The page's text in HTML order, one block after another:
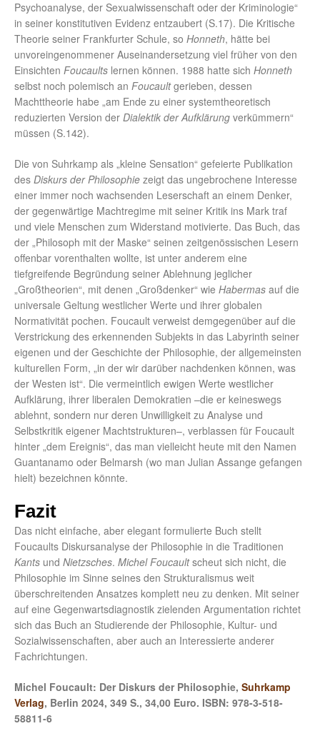
Psychoanalyse, der Sexualwissenschaft oder der Kriminologie“
in seiner konstitutiven Evidenz entzaubert (S.17). Die Kritische
Theorie seiner Frankfurter Schule, so Honneth, hätte bei
unvoreingenommener Auseinandersetzung viel früher von den
Einsichten Foucaults lernen können. 1988 hatte sich Honneth
selbst noch polemisch an Foucaultgerieben, dessen
Machttheorie habe „am Ende zu einer systemtheoretisch
reduzierten Version der Dialektik der Aufklärung verkümmern“
müssen (S.142).
Die von Suhrkamp als „kleine Sensation“ gefeierte Publikation
des Diskurs der Philosophie zeigt das ungebrochene Interesse
einer immer noch wachsenden Leserschaft an einem Denker,
der gegenwärtige Machtregime mit seiner Kritik ins Mark traf
und viele Menschen zum Widerstand motivierte. Das Buch, das
der „Philosoph mit der Maske“ seinen zeitgenössischen Lesern
offenbar vorenthalten wollte, ist unter anderem eine
tiefgreifende Begründung seiner Ablehnung jeglicher
„Großtheorien“, mit denen „Großdenker“ wie Habermas auf die
universale Geltung westlicher Werte und ihrer globalen
Normativität pochen. Foucault verweist demgegenüber auf die
Verstrickung des erkennenden Subjekts in das Labyrinth seiner
eigenen und der Geschichte der Philosophie, der allgemeinsten
kulturellen Form, „in der wir darüber nachdenken können, was
der Westen ist“. Die vermeintlich ewigen Werte westlicher
Aufklärung, ihrer liberalen Demokratien –die er keineswegs
ablehnt, sondern nur deren Unwilligkeit zu Analyse und
Selbstkritik eigener Machtstrukturen–, verblassen für Foucault
hinter „dem Ereignis“, das man vielleicht heute mit den Namen
Guantanamo oder Belmarsh (wo man Julian Assange gefangen
hielt) bezeichnen könnte.
Fazit
Das nicht einfache, aber elegant formulierte Buch stellt
Foucaults Diskursanalyse der Philosophie in die Traditionen
Kants und Nietzsches. Michel Foucaultscheut sich nicht, die
Philosophie im Sinne seines den Strukturalismus weit
überschreitenden Ansatzes komplett neu zu denken. Mit seiner
auf eine Gegenwartsdiagnostik zielenden Argumentation richtet
sich das Buch an Studierende der Philosophie, Kultur- und
Sozialwissenschaften, aber auch an Interessierte anderer
Fachrichtungen.
Michel Foucault: Der Diskurs der Philosophie, Suhrkamp
Verlag, Berlin 2024, 349 S., 34,00 Euro. ISBN: 978-3-518-
58811-6